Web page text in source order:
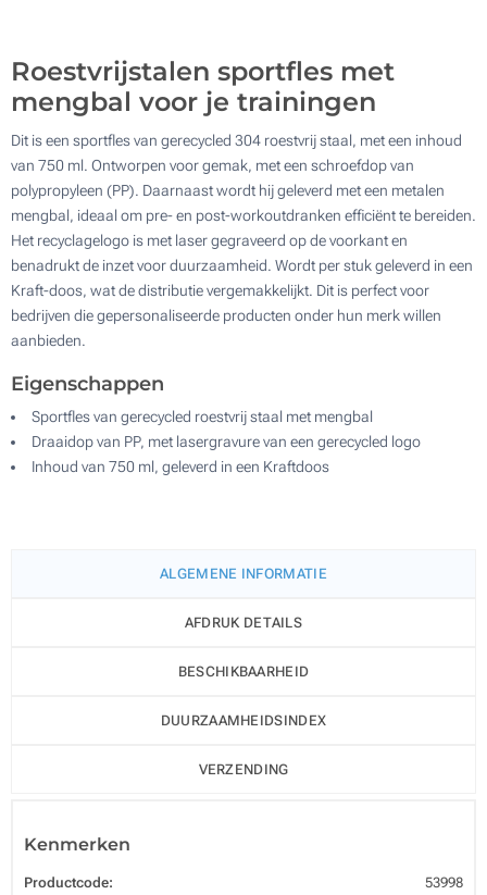
Roestvrijstalen sportfles met
mengbal voor je trainingen
Dit is een sportfles van gerecycled 304 roestvrij staal, met een inhoud
van 750 ml. Ontworpen voor gemak, met een schroefdop van
polypropyleen (PP). Daarnaast wordt hij geleverd met een metalen
mengbal, ideaal om pre- en post-workoutdranken efficiënt te bereiden.
Het recyclagelogo is met laser gegraveerd op de voorkant en
benadrukt de inzet voor duurzaamheid. Wordt per stuk geleverd in een
Kraft-doos, wat de distributie vergemakkelijkt. Dit is perfect voor
bedrijven die gepersonaliseerde producten onder hun merk willen
aanbieden.
Eigenschappen
Sportfles van gerecycled roestvrij staal met mengbal
Draaidop van PP, met lasergravure van een gerecycled logo
Inhoud van 750 ml, geleverd in een Kraftdoos
ALGEMENE INFORMATIE
AFDRUK DETAILS
BESCHIKBAARHEID
DUURZAAMHEIDSINDEX
VERZENDING
Kenmerken
Productcode: 53998